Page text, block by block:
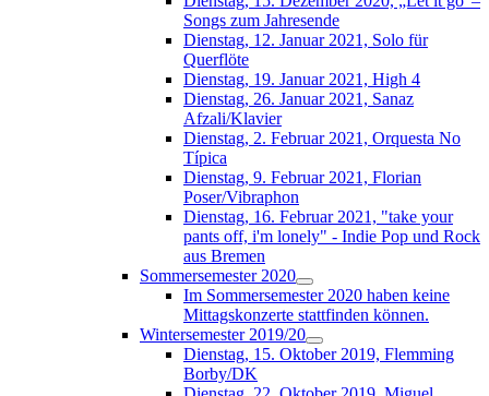
Songs zum Jahresende
Dienstag, 12. Januar 2021, Solo für
Querflöte
Dienstag, 19. Januar 2021, High 4
Dienstag, 26. Januar 2021, Sanaz
Afzali/Klavier
Dienstag, 2. Februar 2021, Orquesta No
Típica
Dienstag, 9. Februar 2021, Florian
Poser/Vibraphon
Dienstag, 16. Februar 2021, "take your
pants off, i'm lonely" - Indie Pop und Rock
aus Bremen
Sommersemester 2020
Im Sommersemester 2020 haben keine
Mittagskonzerte stattfinden können.
Wintersemester 2019/20
Dienstag, 15. Oktober 2019, Flemming
Borby/DK